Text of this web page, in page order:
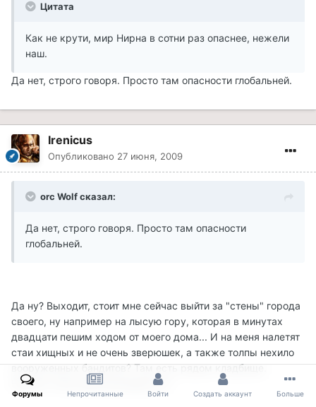
Цитата
Как не крути, мир Нирна в сотни раз опаснее, нежели
наш.
Да нет, строго говоря. Просто там опасности глобальней.
Irenicus
Опубликовано 27 июня, 2009
orc Wolf сказал:
Да нет, строго говоря. Просто там опасности
глобальней.
Да ну? Выходит, стоит мне сейчас выйти за "стены" города
своего, ну например на лысую гору, которая в минутах
двадцати пешим ходом от моего дома... И на меня налетят
стаи хищных и не очень зверюшек, а также толпы нехило
вооруженных бандитов? Там есть рядом кладбище.
Нежить тоже меня дожидается?
Форумы Непрочитанные Войти Создать аккаунт Больше